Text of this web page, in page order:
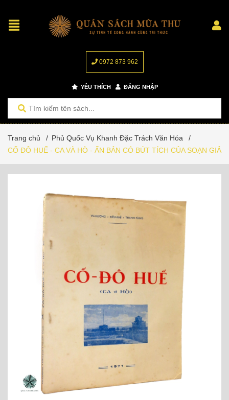
0972 873 962
YÊU THÍCH ĐĂNG NHẬP
Trang chủ / Phủ Quốc Vụ Khanh Đặc Trách Văn Hóa
/
CỐ ĐÔ HUẾ - CA VÀ HÒ - ẤN BẢN CÓ BÚT TÍCH CỦA SOẠN GIẢ